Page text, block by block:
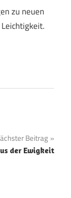
zu neuen
Beitrag
der Ewigkeit